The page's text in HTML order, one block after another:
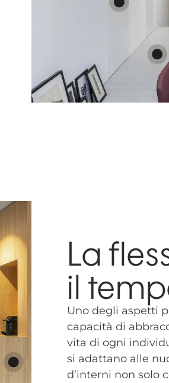
La
il
Uno degli aspetti
capacità di
vita di ogni
si adattano alle
d’interni non solo